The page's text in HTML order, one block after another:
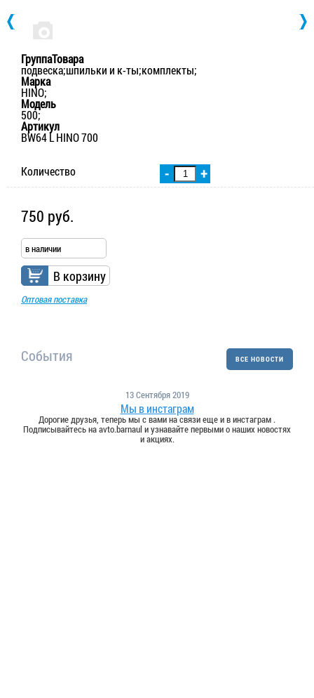
ВСЕ НОВОСТИ
События
13 Сентября 2019
Мы в инстаграм
Дорогие друзья, теперь мы с вами на связи еще и в инстаграм .
Подписывайтесь на avto.barnaul и узнавайте первыми о наших новостях
и акциях.
ГруппаТовара
подвеска;шпильки и к-ты;комплекты;
Марка
HINO;
Модель
500;
Артикул
BW64 L HINO 700
+
-
Количество
750 руб.
в наличии
В корзину
Оптовая поставка